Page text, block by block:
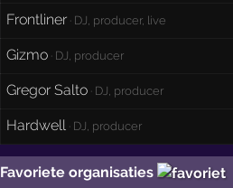
Frontliner · DJ, producer, live
Gizmo · DJ, producer
Gregor Salto · DJ, producer
Hardwell · DJ, producer
Favoriete organisaties